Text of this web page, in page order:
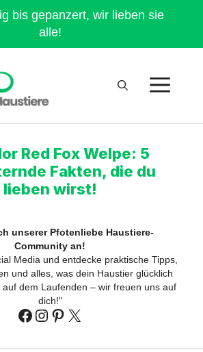
bis gepanzert, wir lieben sie
alle!
Red Fox Welpe: 5
Fakten, die du
lieben wirst!
unserer Pfotenliebe Haustiere-
Community an!
Media und entdecke praktische Tipps,
und alles, was dein Haustier glücklich
dem Laufenden – wir freuen uns auf
dich!"